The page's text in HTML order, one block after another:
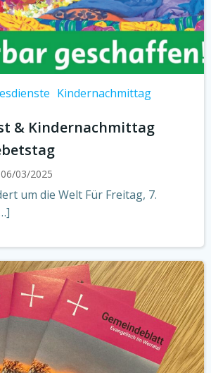
Kindernachmittag
& Kindernachmittag
06/03/2025
um die Welt Für Freitag, 7.